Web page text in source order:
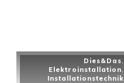
Dies&Das,
Elektroinstallation,
Installationstechnik